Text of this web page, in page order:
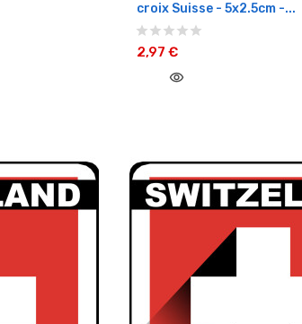
croix Suisse - 5x2.5cm -...
2,97 €
visibility